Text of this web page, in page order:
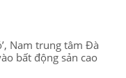
Nam trung tâm Đà
bất động sản cao